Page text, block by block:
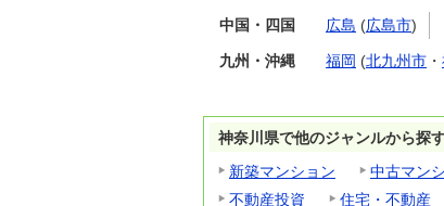
中国・四国 広島 (広島市)
九州・沖縄 福岡 (北九州市 ・
神奈川県で他のジャンルから探
新築マンション
中古マン
不動産投資
住宅・不動産